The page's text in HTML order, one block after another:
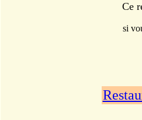
Ce
si